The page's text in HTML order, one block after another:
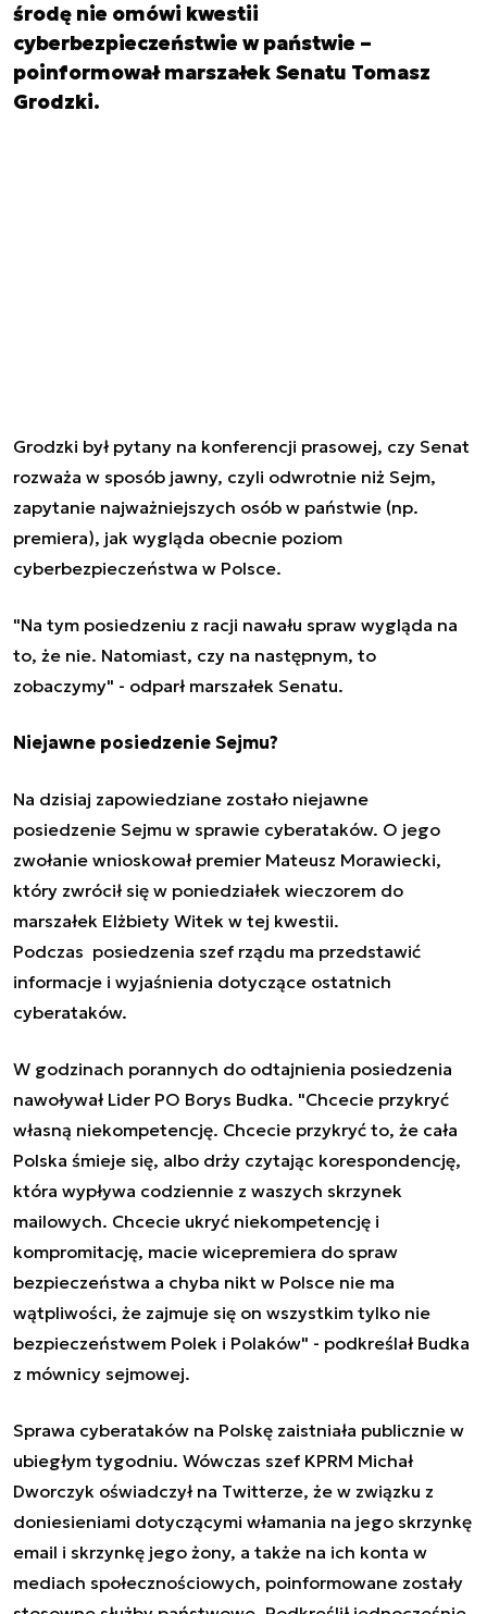
środę nie omówi kwestii
cyberbezpieczeństwie w państwie –
poinformował marszałek Senatu Tomasz
Grodzki.
Grodzki był pytany na konferencji prasowej, czy Senat
rozważa w sposób jawny, czyli odwrotnie niż Sejm,
zapytanie najważniejszych osób w państwie (np.
premiera), jak wygląda obecnie poziom
cyberbezpieczeństwa w Polsce.
"Na tym posiedzeniu z racji nawału spraw wygląda na
to, że nie. Natomiast, czy na następnym, to
zobaczymy" - odparł marszałek Senatu.
Niejawne posiedzenie Sejmu?
Na dzisiaj zapowiedziane zostało niejawne
posiedzenie Sejmu w sprawie cyberataków. O jego
zwołanie wnioskował premier Mateusz Morawiecki,
który zwrócił się w poniedziałek wieczorem do
marszałek Elżbiety Witek w tej kwestii.
Podczas posiedzenia szef rządu ma przedstawić
informacje i wyjaśnienia dotyczące ostatnich
cyberataków.
W godzinach porannych do odtajnienia posiedzenia
nawoływał Lider PO Borys Budka. "Chcecie przykryć
własną niekompetencję. Chcecie przykryć to, że cała
Polska śmieje się, albo drży czytając korespondencję,
która wypływa codziennie z waszych skrzynek
mailowych. Chcecie ukryć niekompetencję i
kompromitację, macie wicepremiera do spraw
bezpieczeństwa a chyba nikt w Polsce nie ma
wątpliwości, że zajmuje się on wszystkim tylko nie
bezpieczeństwem Polek i Polaków" - podkreślał Budka
z mównicy sejmowej.
Sprawa cyberataków na Polskę zaistniała publicznie w
ubiegłym tygodniu. Wówczas szef KPRM Michał
Dworczyk oświadczył na Twitterze, że w związku z
doniesieniami dotyczącymi włamania na jego skrzynkę
email i skrzynkę jego żony, a także na ich konta w
mediach społecznościowych, poinformowane zostały